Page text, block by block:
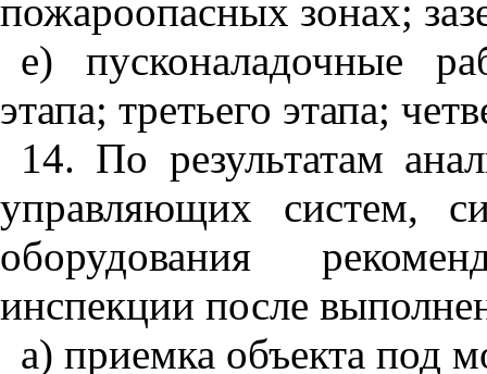
пожароопасных зонах;
е) пусконаладочные
этапа; третьего этапа;
14. По результатам
управляющих систем,
оборудования
инспекции после
а) приемка объекта под